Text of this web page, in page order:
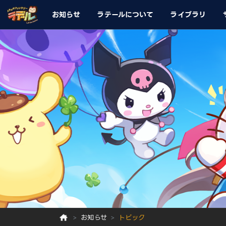
お知らせ ラテールについて ライブラリ
お知らせ トピック